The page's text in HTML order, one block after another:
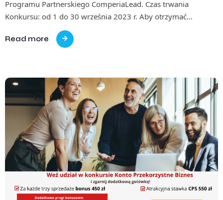
Programu Partnerskiego ComperiaLead. Czas trwania
Konkursu: od 1 do 30 września 2023 r. Aby otrzymać…
Read more